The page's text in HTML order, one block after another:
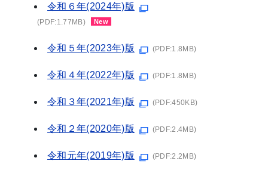
令和６年(2024年)版
(PDF:1.77MB) New
令和５年(2023年)版 (PDF:1.8MB)
令和４年(2022年)版 (PDF:1.8MB)
令和３年(2021年)版 (PDF:450KB)
令和２年(2020年)版 (PDF:2.4MB)
令和元年(2019年)版 (PDF:2.2MB)